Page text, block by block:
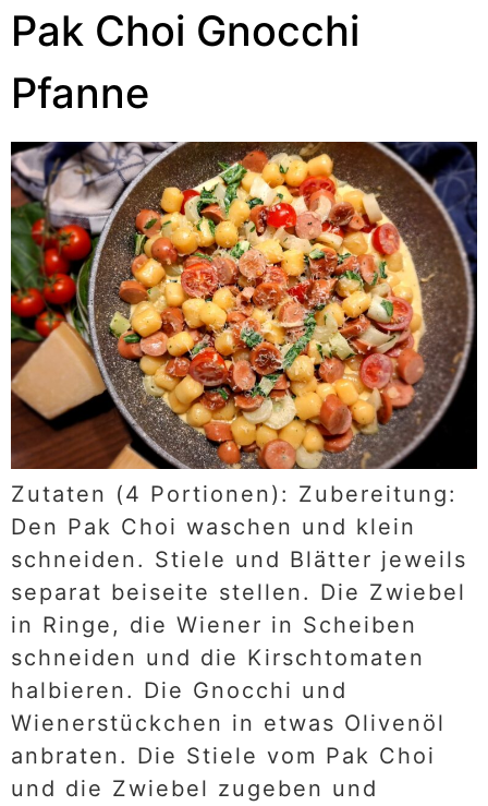
Pak Choi Gnocchi
Pfanne
Zutaten (4 Portionen): Zubereitung:
Den Pak Choi waschen und klein
schneiden. Stiele und Blätter jeweils
separat beiseite stellen. Die Zwiebel
in Ringe, die Wiener in Scheiben
schneiden und die Kirschtomaten
halbieren. Die Gnocchi und
Wienerstückchen in etwas Olivenöl
anbraten. Die Stiele vom Pak Choi
und die Zwiebel zugeben und